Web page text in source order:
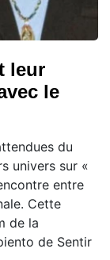
leur
le
du
univers sur «
entre
Cette
de la
de Sentir